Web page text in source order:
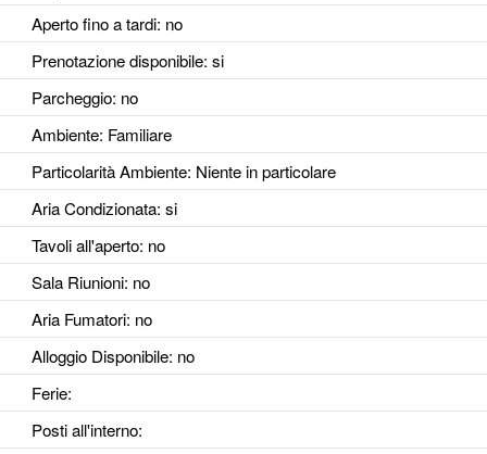
Aperto fino a tardi: no
Prenotazione disponibile: si
Parcheggio: no
Ambiente: Familiare
Particolarità Ambiente: Niente in particolare
Aria Condizionata: si
Tavoli all'aperto: no
Sala Riunioni: no
Aria Fumatori: no
Alloggio Disponibile: no
Ferie:
Posti all'interno: